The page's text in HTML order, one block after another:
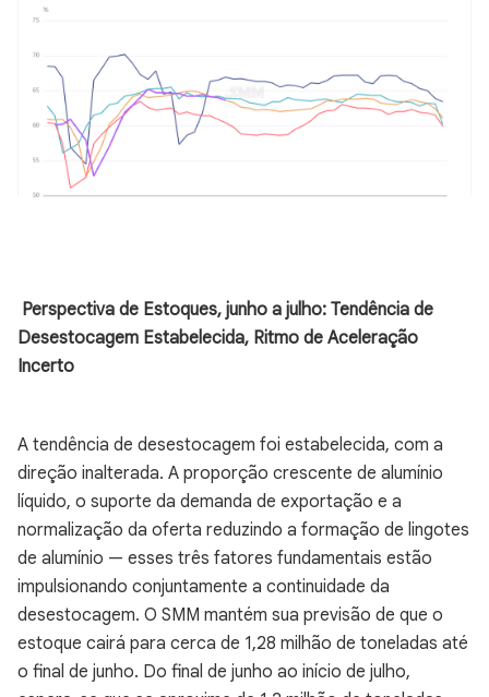
Perspectiva de Estoques, junho a julho: Tendência de
Desestocagem Estabelecida, Ritmo de Aceleração
Incerto
A tendência de desestocagem foi estabelecida, com a
direção inalterada. A proporção crescente de alumínio
líquido, o suporte da demanda de exportação e a
normalização da oferta reduzindo a formação de lingotes
de alumínio — esses três fatores fundamentais estão
impulsionando conjuntamente a continuidade da
desestocagem. O SMM mantém sua previsão de que o
estoque cairá para cerca de 1,28 milhão de toneladas até
o final de junho. Do final de junho ao início de julho,